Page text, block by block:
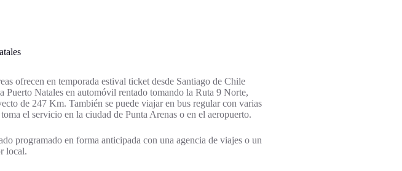
ofrecen en temporada estival ticket desde Santiago de Chile
Puerto Natales en automóvil rentado tomando la Ruta 9 Norte,
de 247 Km. También se puede viajar en bus regular con varias
el servicio en la ciudad de Punta Arenas o en el aeropuerto.
programado en forma anticipada con una agencia de viajes o un
local.